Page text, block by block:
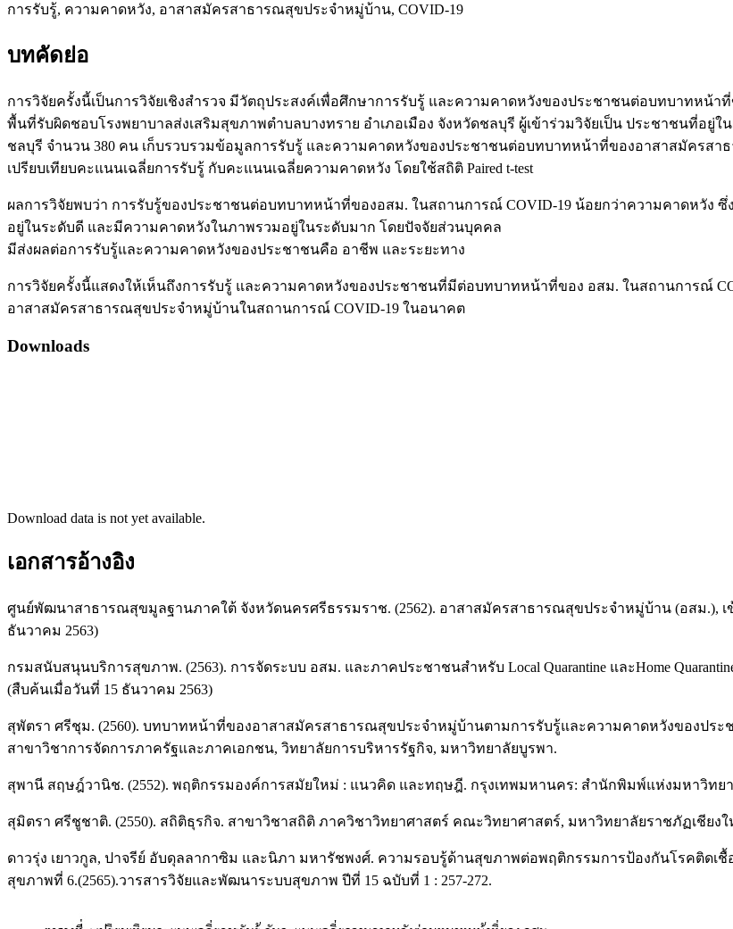
การรับรู้, ความคาดหวัง, อาสาสมัครสาธารณสุขประจำหมู่บ้าน, COVID-19
บทคัดย่อ
การวิจัยครั้งนี้เป็นการวิจัยเชิงสำรวจ มีวัตถุประสงค์เพื่อศึกษาการรับรู้ และความคาดหวังของประชาชนต่อบทบาทหน้
พื้นที่รับผิดชอบโรงพยาบาลส่งเสริมสุขภาพตำบลบางทราย อำเภอเมือง จังหวัดชลบุรี ผู้เข้าร่วมวิจัยเป็น ประชาชนที่อยู่
ชลบุรี จำนวน 380 คน เก็บรวบรวมข้อมูลการรับรู้ และความคาดหวังของประชาชนต่อบทบาทหน้าที่ของอาสาสมัครส
เปรียบเทียบคะแนนเฉลี่ยการรับรู้ กับคะแนนเฉลี่ยความคาดหวัง โดยใช้สถิติ Paired t-test
ผลการวิจัยพบว่า การรับรู้ของประชาชนต่อบทบาทหน้าที่ของอสม. ในสถานการณ์ COVID-19 น้อยกว่าความคาดหวัง
อยู่ในระดับดี และมีความคาดหวังในภาพรวมอยู่ในระดับมาก โดยปัจจัยส่วนบุคคล
มีส่งผลต่อการรับรู้และความคาดหวังของประชาชนคือ อาชีพ และระยะทาง
การวิจัยครั้งนี้แสดงให้เห็นถึงการรับรู้ และความคาดหวังของประชาชนที่มีต่อบทบาทหน้าที่ของ อสม. ในสถานการณ์
อาสาสมัครสาธารณสุขประจำหมู่บ้านในสถานการณ์ COVID-19 ในอนาคต
Downloads
Download data is not yet available.
เอกสารอ้างอิง
ศูนย์พัฒนาสาธารณสุขมูลฐานภาคใต้ จังหวัดนครศรีธรรมราช. (2562). อาสาสมัครสาธารณสุขประจำหมู่บ้าน (อสม.), เ
ธันวาคม 2563)
กรมสนับสนุนบริการสุขภาพ. (2563). การจัดระบบ อสม. และภาคประชาชนสำหรับ Local Quarantine และHome
(สืบค้นเมื่อวันที่ 15 ธันวาคม 2563)
สุพัตรา ศรีชุม. (2560). บทบาทหน้าที่ของอาสาสมัครสาธารณสุขประจำหมู่บ้านตามการรับรู้และความคาดหวังของป
สาขาวิชาการจัดการภาครัฐและภาคเอกชน, วิทยาลัยการบริหารรัฐกิจ, มหาวิทยาลัยบูรพา.
สุพานี สฤษฎ์วานิช. (2552). พฤติกรรมองค์การสมัยใหม่ : แนวคิด และทฤษฎี. กรุงเทพมหานคร: สำนักพิมพ์แห่งมหาวิทย
สุมิตรา ศรีชูชาติ. (2550). สถิติธุรกิจ. สาขาวิชาสถิติ ภาควิชาวิทยาศาสตร์ คณะวิทยาศาสตร์, มหาวิทยาลัยราชภัฏเชียงใ
ดาวรุ่ง เยาวกูล, ปาจรีย์ อับดุลลากาซิม และนิภา มหารัชพงศ์. ความรอบรู้ด้านสุขภาพต่อพฤติกรรมการป้องกันโรคติดเ
สุขภาพที่ 6.(2565).วารสารวิจัยและพัฒนาระบบสุขภาพ ปีที่ 15 ฉบับที่ 1 : 257-272.